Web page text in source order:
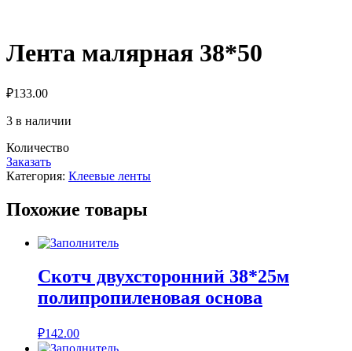
Лента малярная 38*50
₽133.00
3 в наличии
Количество
Заказать
Категория: Клеевые ленты
Похожие товары
Скотч двухсторонний 38*25м
полипропиленовая основа
₽142.00